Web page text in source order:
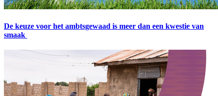
De keuze voor het ambtsgewaad is meer dan een kwestie van
smaak